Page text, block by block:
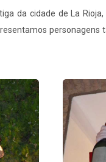
da cidade de La